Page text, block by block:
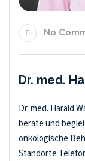
No
Dr. med.
Dr. med. Harald
berate und
onkologische
Standorte